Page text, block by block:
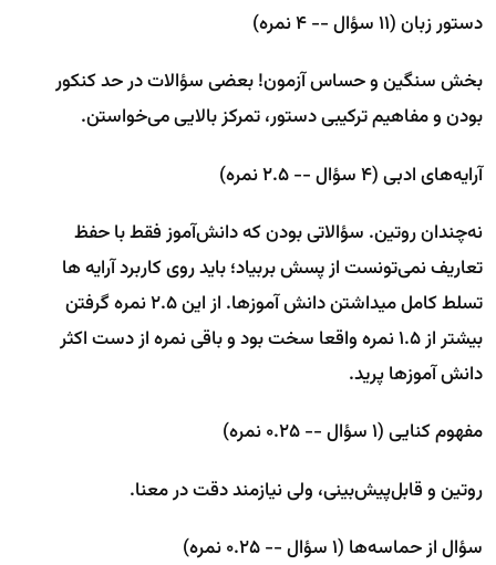
دستور زبان (۱۱ سؤال -- ۴ نمره)
بخش سنگین و حساس آزمون! بعضی سؤالات در حد کنکور
بودن و مفاهیم ترکیبی دستور، تمرکز بالایی می‌خواستن.
آرایه‌های ادبی (۴ سؤال -- ۲.۵ نمره)
نه‌چندان روتین. سؤالاتی بودن که دانش‌آموز فقط با حفظ
تعاریف نمی‌تونست از پسش بربیاد؛ باید روی کاربرد آرایه ها
تسلط کامل میداشتن دانش آموزها. از این 2.5 نمره گرفتن
بیشتر از 1.5 نمره واقعا سخت بود و باقی نمره از دست اکثر
دانش آموزها پرید.
مفهوم کنایی (۱ سؤال -- ۰.۲۵ نمره)
روتین و قابل‌پیش‌بینی، ولی نیازمند دقت در معنا.
سؤال از حماسه‌ها (۱ سؤال -- ۰.۲۵ نمره)